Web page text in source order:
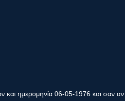
06-05-1976 και σαν